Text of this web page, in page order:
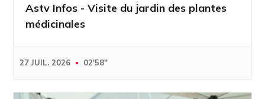
Astv Infos - Visite du jardin des plantes
médicinales
27 JUIL. 2026 02'58''